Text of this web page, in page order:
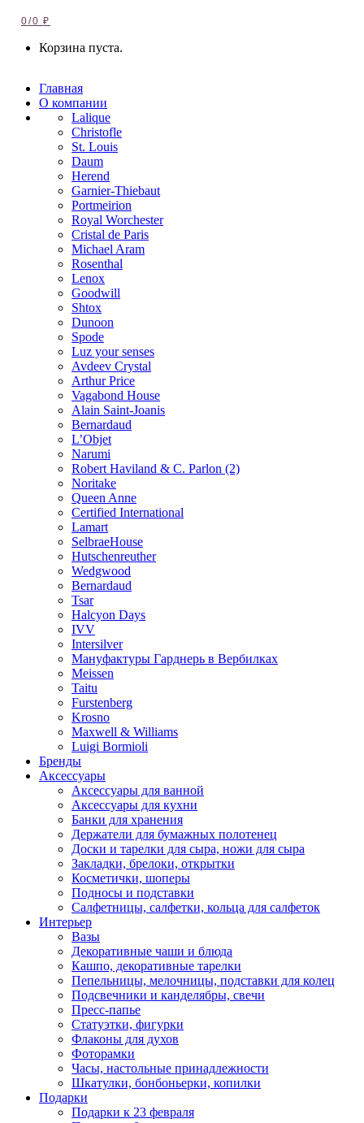
0/0₽
Корзина пуста.
Главная
О компании
Lalique
Christofle
St. Louis
Daum
Herend
Garnier-Thiebaut
Portmeirion
Royal Worchester
Cristal de Paris
Michael Aram
Rosenthal
Lenox
Goodwill
Shtox
Dunoon
Spode
Luz your senses
Avdeev Crystal
Arthur Price
Vagabond House
Alain Saint-Joanis
Bernardaud
L’Objet
Narumi
Robert Haviland & C. Parlon (2)
Noritakе
Queen Anne
Certified International
Lamart
SelbraeHouse
Hutschenreuther
Wedgwood
Bernardaud
Tsar
Halcyon Days
IVV
Intersilver
Мануфактуры Гарднерь в Вербилках
Meissen
Taitu
Furstenberg
Krosno
Maxwell & Williams
Luigi Bormioli
Бренды
Аксессуары
Аксессуары для ванной
Аксессуары для кухни
Банки для хранения
Держатели для бумажных полотенец
Доски и тарелки для сыра, ножи для сыра
Закладки, брелоки, открытки
Косметички, шоперы
Подносы и подставки
Салфетницы, салфетки, кольца для салфеток
Интерьер
Вазы
Декоративные чаши и блюда
Кашпо, декоративные тарелки
Пепельницы, мелочницы, подставки для колец
Подсвечники и канделябры, свечи
Пресс-папье
Статуэтки, фигурки
Флаконы для духов
Фоторамки
Часы, настольные принадлежности
Шкатулки, бонбоньерки, копилки
Подарки
Подарки к 23 февраля